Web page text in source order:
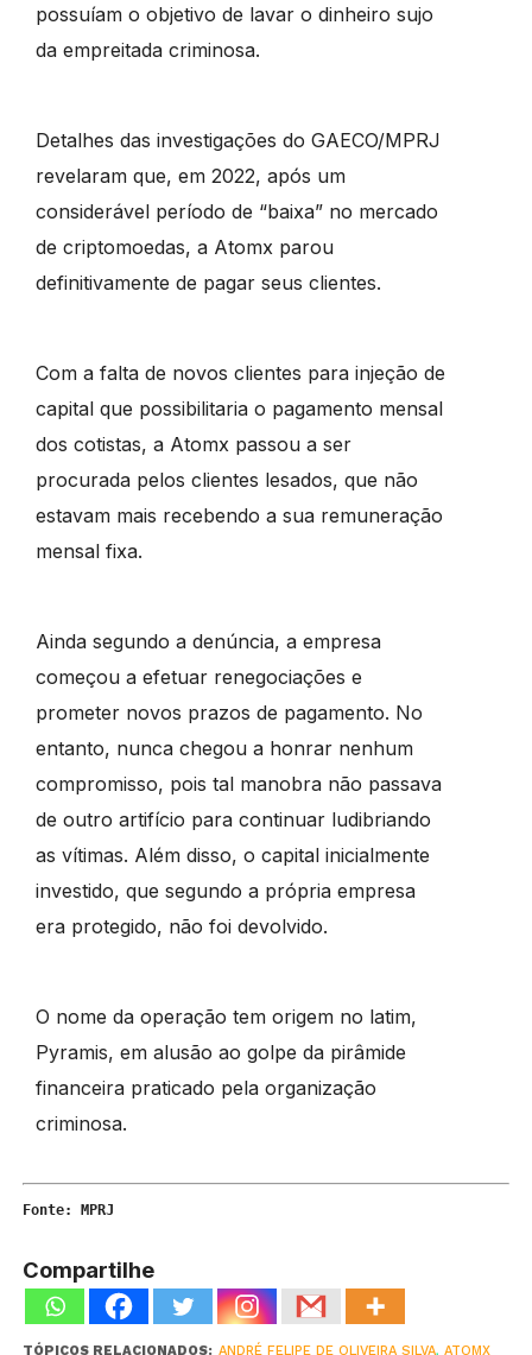
possuíam o objetivo de lavar o dinheiro sujo
da empreitada criminosa.
Detalhes das investigações do GAECO/MPRJ
revelaram que, em 2022, após um
considerável período de “baixa” no mercado
de criptomoedas, a Atomx parou
definitivamente de pagar seus clientes.
Com a falta de novos clientes para injeção de
capital que possibilitaria o pagamento mensal
dos cotistas, a Atomx passou a ser
procurada pelos clientes lesados, que não
estavam mais recebendo a sua remuneração
mensal fixa.
Ainda segundo a denúncia, a empresa
começou a efetuar renegociações e
prometer novos prazos de pagamento. No
entanto, nunca chegou a honrar nenhum
compromisso, pois tal manobra não passava
de outro artifício para continuar ludibriando
as vítimas. Além disso, o capital inicialmente
investido, que segundo a própria empresa
era protegido, não foi devolvido.
O nome da operação tem origem no latim,
Pyramis, em alusão ao golpe da pirâmide
financeira praticado pela organização
criminosa.
Fonte: MPRJ
Compartilhe
TÓPICOS RELACIONADOS: ANDRÉ FELIPE DE OLIVEIRA SILVA, ATOMX